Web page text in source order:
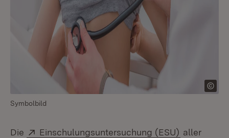
Symbolbild
Die Extern:
Einschulungsuntersuchung (ESU) (Öffnet in
aller